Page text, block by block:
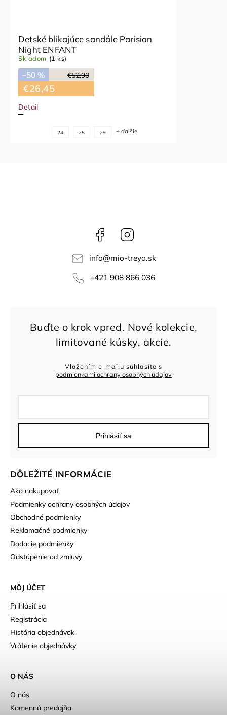
Detské blikajúce sandále Parisian
Night ENFANT
Skladom (1 ks)
€52,90
–50 %
€26,45
Detail
24 25 29 + ďalšie
Facebook
info@mio-treya.sk
+421 908 866 036
DÔLEŽITÉ INFORMÁCIE
Ako nakupovať
Podmienky ochrany osobných údajov
Obchodné podmienky
Reklamačné podmienky
Dodacie podmienky
Odstúpenie od zmluvy
MÔJ ÚČET
Prihlásiť sa
Registrácia
História objednávok
Vrátenie objednávky
Vložením e-mailu súhlasíte s
podmienkami ochrany osobných údajov
Prihlásiť sa
O NÁS
O nás
Kamenná predajňa